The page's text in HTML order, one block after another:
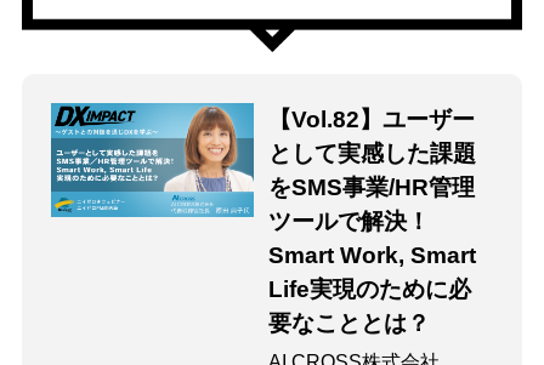
【Vol.82】ユーザー
として実感した課題
をSMS事業/HR管理
ツールで解決！
Smart Work, Smart
Life実現のために必
要なこととは？